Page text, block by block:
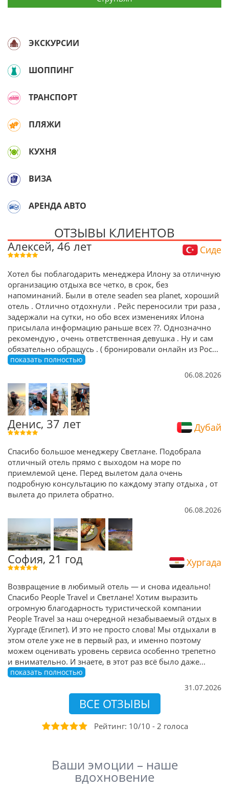
ЭКСКУРСИИ
ШОППИНГ
ТРАНСПОРТ
ПЛЯЖИ
КУХНЯ
ВИЗА
АРЕНДА АВТО
ОТЗЫВЫ КЛИЕНТОВ
Алексей, 46 лет Сиде
Хотел бы поблагодарить менеджера Илону за отличную
организацию отдыха все четко, в срок, без
напоминаний. Были в отеле seaden sea planet, хороший
отель . Отлично отдохнули . Рейс переносили три раза ,
задержали на сутки, но обо всех изменениях Илона
присылала информацию раньше всех ??. Однозначно
рекомендую , очень ответственная девушка . Ну и сам
обязательно обращусь . ( бронировали онлайн из Рос...
показать полностью
06.08.2026
Денис, 37 лет Дубай
Спасибо большое менеджеру Светлане. Подобрала
отличный отель прямо с выходом на море по
приемлемой цене. Перед вылетом дала очень
подробную консультацию по каждому этапу отдыха , от
вылета до прилета обратно.
06.08.2026
София, 21 год Хургада
Возвращение в любимый отель — и снова идеально!
Спасибо People Travel и Светлане! Хотим выразить
огромную благодарность туристической компании
People Travel за наш очередной незабываемый отдых в
Хургаде (Египет). И это не просто слова! Мы отдыхали в
этом отеле уже не в первый раз, и именно поэтому
можем оценивать уровень сервиса особенно трепетно
и внимательно. И знаете, в этот раз всё было даже...
показать полностью
31.07.2026
ВСЕ ОТЗЫВЫ
Рейтинг: 10/10 - 2 голоса
Ваши эмоции – наше
вдохновение